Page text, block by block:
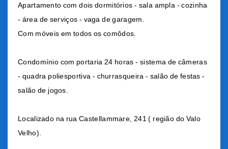
Apartamento com dois dormitórios - sala ampla - cozinha
- área de serviços - vaga de garagem.
Com móveis em todos os comôdos.
Condomínio com portaria 24 horas - sistema de câmeras
- quadra poliesportiva - churrasqueira - salão de festas -
salão de jogos.
Localizado na rua Castellammare, 241 ( região do Valo
Velho).